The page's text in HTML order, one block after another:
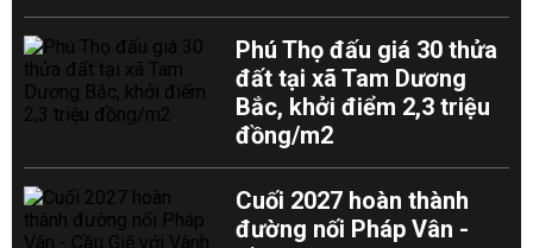
Phú Thọ đấu giá 30 thửa
đất tại xã Tam Dương
Bắc, khởi điểm 2,3 triệu
đồng/m2
Cuối 2027 hoàn thành
đường nối Pháp Vân -